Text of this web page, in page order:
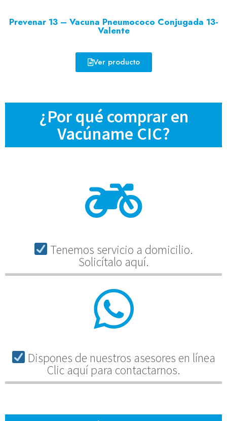
Prevenar 13 – Vacuna Pneumococo Conjugada 13-
Valente
Ver producto
¿Por qué comprar en
Vacúname CIC?
Tenemos servicio a domicilio.
Solicítalo aquí.
Dispones de nuestros asesores en línea
Clic aquí para contactarnos.